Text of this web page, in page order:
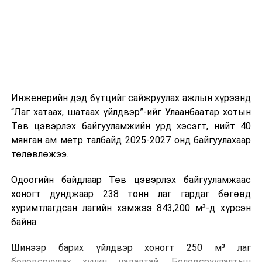
өдөр тутмын ажлын бэлэн байдлыг хангах зэрэг
практик ур чадварыг сургалтын хөтөлбөрт тусгажээ.
Сургалтыг танилцуулах лекц, асуулт-хариулт,
жишээнд суурилсан сургалт, багаар ажиллах дасгал,
танилцах, онцгой нөхцөлд ажиллах дадлага зэрэг
онол, практик хосолсон хэлбэрээр зохион байгуулж
байна.
зохион байгуулах Үндэсний хорооны Ажлын алба,
Инженерийн дэд бүтцийг сайжруулах ажлын хүрээнд
“Лаг хатаах, шатаах үйлдвэр”-ийг Улаанбаатар хотын
Төв цэвэрлэх байгууламжийн урд хэсэгт, нийт 40
мянган ам метр талбайд 2025-2027 онд байгуулахаар
төлөвлөжээ.
Одоогийн байдлаар Төв цэвэрлэх байгууламжаас
хоногт дунджаар 238 тонн лаг гардаг бөгөөд
хуримтлагдсан лагийн хэмжээ 843,200 м³-д хүрсэн
байна.
Шинээр барих үйлдвэр хоногт 250 м³ лаг